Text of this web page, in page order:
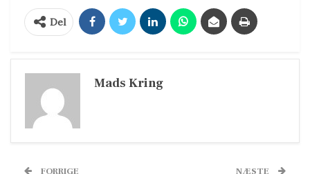
Del
Mads Kring
FORRIGE NÆSTE